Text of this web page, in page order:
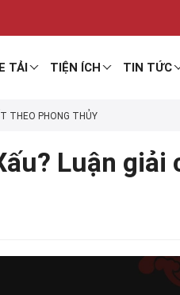
TẢI TIỆN ÍCH TIN TỨC
THEO PHONG THỦY
Luận